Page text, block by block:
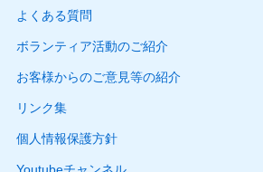
よくある質問
ボランティア活動のご紹介
お客様からのご意見等の紹介
リンク集
個人情報保護方針
Youtubeチャンネル